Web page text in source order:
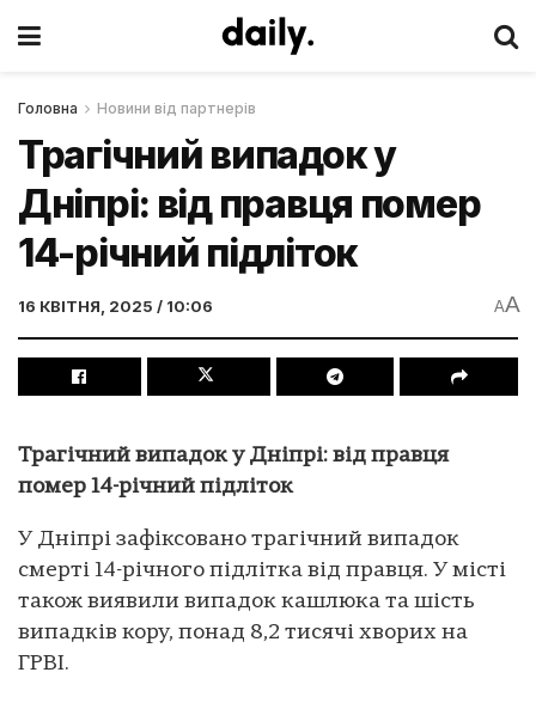
Головна Новини від партнерів
Трагічний випадок у
Дніпрі: від правця помер
14-річний підліток
16 КВІТНЯ, 2025 / 10:06 AA
Трагічний випадок у Дніпрі: від правця
помер 14-річний підліток
У Дніпрі зафіксовано трагічний випадок
смерті 14-річного підлітка від правця. У місті
також виявили випадок кашлюка та шість
випадків кору, понад 8,2 тисячі хворих на
ГРВІ.